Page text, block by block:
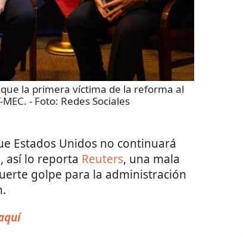
la primera víctima de la reforma al
- Foto: Redes Sociales
Estados Unidos no continuará
así lo reporta Reuters, una mala
golpe para la administración